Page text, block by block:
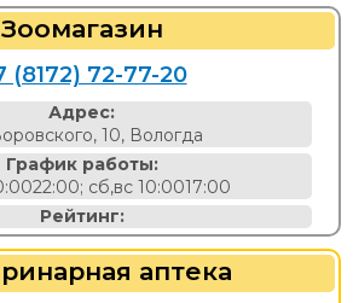
Зоомагазин
(8172) 72-77-20
Адрес:
10, Вологда
График работы:
сб,вс 10:0017:00
Рейтинг:
аптека